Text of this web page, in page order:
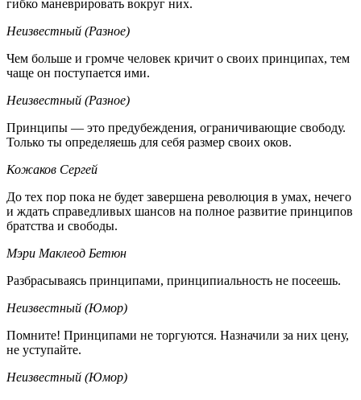
гибко маневрировать вокруг них.
Неизвестный (Разное)
Чем больше и громче человек кричит о своих принципах, тем
чаще он поступается ими.
Неизвестный (Разное)
Принципы — это предубеждения, ограничивающие свободу.
Только ты определяешь для себя размер своих оков.
Кожаков Сергей
До тех пор пока не будет завершена революция в умах, нечего
и ждать справедливых шансов на полное развитие принципов
братства и свободы.
Мэри Маклеод Бетюн
Разбрасываясь принципами, принципиальность не посеешь.
Неизвестный (Юмор)
Помните! Принципами не торгуются. Назначили за них цену,
не уступайте.
Неизвестный (Юмор)